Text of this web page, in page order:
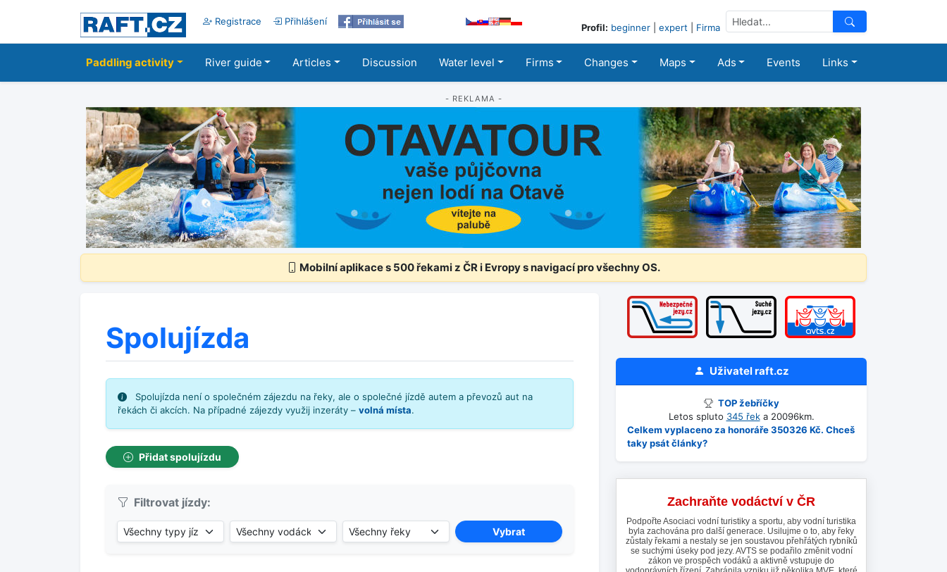
Registrace Přihlášení
Profil: beginner expert Firma
Paddling activity River guide Articles Discussion Water level Firms Changes Maps Ads Events Links
- REKLAMA -
Mobilní aplikace s 500 řekami z ČR i Evropy s navigací pro všechny OS.
Spolujízda
Spolujízda není o společném zájezdu na řeky, ale o společné jízdě autem a převozů aut na
řekách či akcích. Na případné zájezdy využij inzeráty – volná místa.
Přidat spolujízdu
Filtrovat jízdy:
Uživatelraft.cz
TOP žebříčky
Letos spluto 345 řeka 20096km.
Celkem vyplaceno za honoráře 350326 Kč. Chceš
taky psát články?